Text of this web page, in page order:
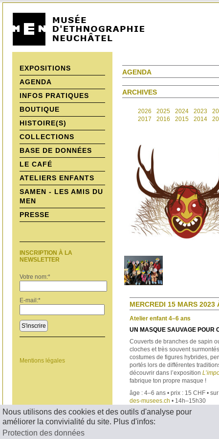
Nous utilisons des cookies et des outils d'analyse pour
améliorer la convivialité du site. Plus d'infos:
Protection des données
EXPOSITIONS
AGENDA
INFOS PRATIQUES
BOUTIQUE
HISTOIRE(S)
COLLECTIONS
BASE DE DONNÉES
LE CAFÉ
ATELIERS ENFANTS
SAMEN - LES AMIS DU
MEN
PRESSE
INSCRIPTION À LA
NEWSLETTER
Votre nom:*
E-mail:*
S'inscrire
Mentions légales
AGENDA
ARCHIVES
2026 2025 2024 2023
2017
2016 2015 2014
MERCREDI 15 MARS 2023
Atelier enfant 4–6 ans
UN MASQUE SAUVAGE POUR
Couverts de branches de sapin
cloches et très souvent
costumes de figures hybrides,
portés lors de différentes
découvrir dans l’exposition
fabrique ton propre masque !
âge : 4–6 ans • prix : 15 CHF •
des-musees.ch • 14h–15h30
< RETOUR